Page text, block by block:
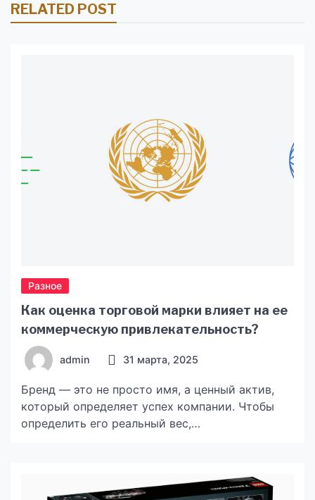
RELATED POST
Разное
Как оценка торговой марки влияет на ее
коммерческую привлекательность?
admin 31 марта, 2025
Бренд — это не просто имя, а ценный актив,
который определяет успех компании. Чтобы
определить его реальный вес,
определить рыночную ценность бренда,
показать его привлекательность для